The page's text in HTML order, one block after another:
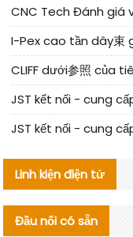
Linh kiện điện tử
Đầu nối có sẵn